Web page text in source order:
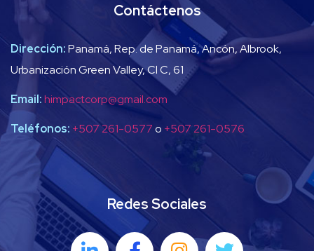
Contáctenos
Dirección:Panamá, Rep. de Panamá, Ancón, Albrook,
Urbanización Green Valley, Cl C, 61
Email:himpactcorp@gmail.com
Teléfonos: +507 261-0577o +507 261-0576
Redes Sociales